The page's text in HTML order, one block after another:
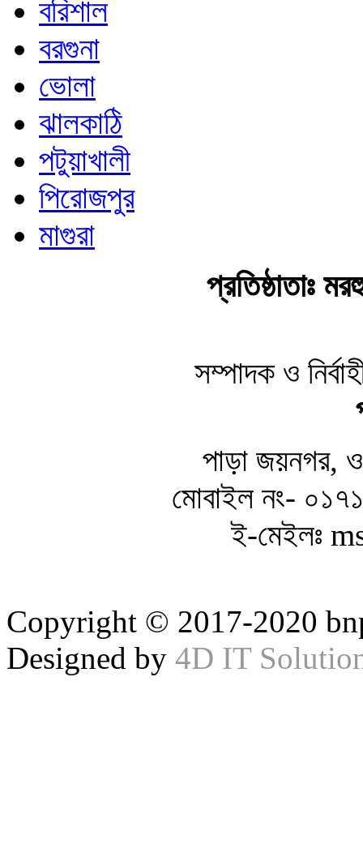
বরিশাল
বরগুনা
ভোলা
ঝালকাঠি
পটুয়াখালী
পিরোজপুর
মাগুরা
প্রতিষ্ঠাতাঃ
সম্পাদক ও
পাড়া জয়নগর,
মোবাইল নং-
ই-মেইলঃ
Copyright © 2017-2020
Designed by 4D IT